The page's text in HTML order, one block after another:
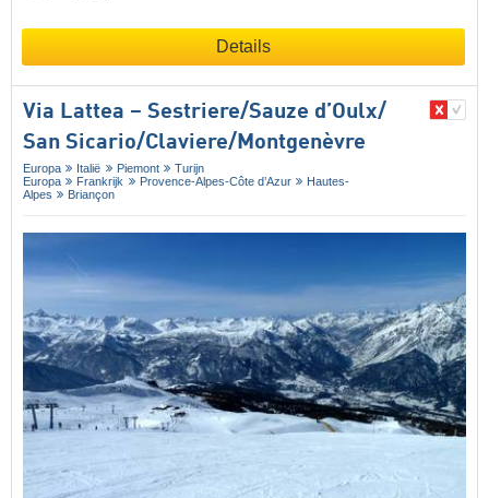
Details
Via Lattea – Sestriere/​Sauze d’Oulx/​
San Sicario/​Claviere/​Montgenèvre
Europa Italië Piemont
Turijn
Europa
Frankrijk Provence-Alpes-Côte d’Azur
Hautes-
Alpes
Briançon